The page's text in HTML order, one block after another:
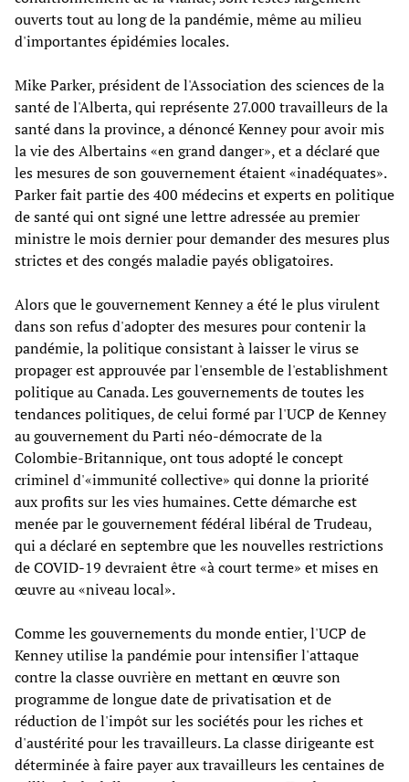
ouverts tout au long de la pandémie, même au milieu
d'importantes épidémies locales.
Mike Parker, président de l'Association des sciences de la
santé de l'Alberta, qui représente 27.000 travailleurs de la
santé dans la province, a dénoncé Kenney pour avoir mis
la vie des Albertains «en grand danger», et a déclaré que
les mesures de son gouvernement étaient «inadéquates».
Parker fait partie des 400 médecins et experts en politique
de santé qui ont signé une lettre adressée au premier
ministre le mois dernier pour demander des mesures plus
strictes et des congés maladie payés obligatoires.
Alors que le gouvernement Kenney a été le plus virulent
dans son refus d'adopter des mesures pour contenir la
pandémie, la politique consistant à laisser le virus se
propager est approuvée par l'ensemble de l'establishment
politique au Canada. Les gouvernements de toutes les
tendances politiques, de celui formé par l'UCP de Kenney
au gouvernement du Parti néo-démocrate de la
Colombie-Britannique, ont tous adopté le concept
criminel d'«immunité collective» qui donne la priorité
aux profits sur les vies humaines. Cette démarche est
menée par le gouvernement fédéral libéral de Trudeau,
qui a déclaré en septembre que les nouvelles restrictions
de COVID-19 devraient être «à court terme» et mises en
œuvre au «niveau local».
Comme les gouvernements du monde entier, l'UCP de
Kenney utilise la pandémie pour intensifier l'attaque
contre la classe ouvrière en mettant en œuvre son
programme de longue date de privatisation et de
réduction de l'impôt sur les sociétés pour les riches et
d'austérité pour les travailleurs. La classe dirigeante est
déterminée à faire payer aux travailleurs les centaines de